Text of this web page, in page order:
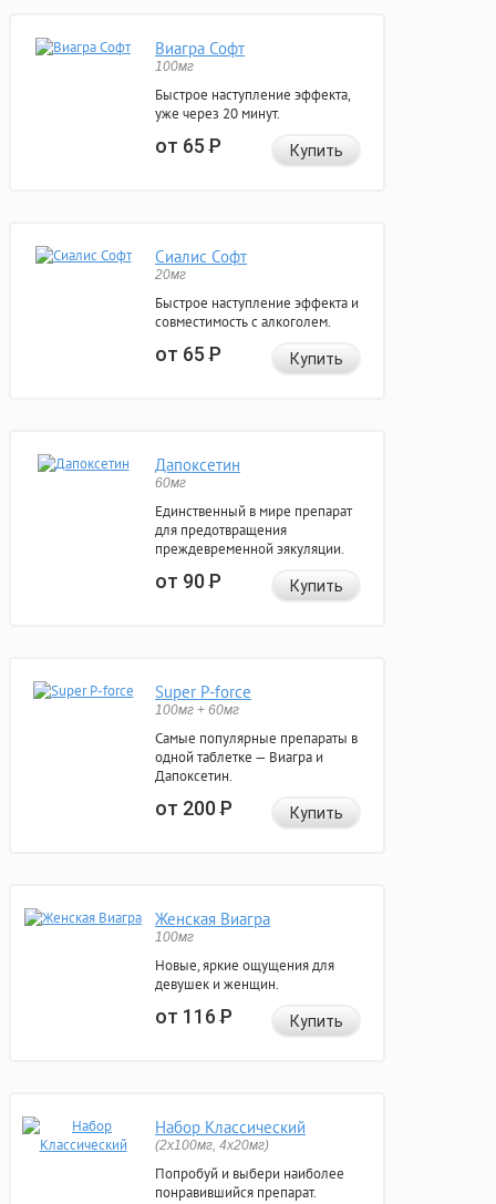
Виагра Софт
100мг
Быстрое наступление эффекта,
уже через 20 минут.
от 65Р Купить
Сиалис Софт
20мг
Быстрое наступление эффекта и
совместимость с алкоголем.
от 65Р Купить
Дапоксетин
60мг
Единственный в мире препарат
для предотвращения
преждевременной эякуляции.
от 90Р Купить
Super P-force
100мг + 60мг
Самые популярные препараты в
одной таблетке — Виагра и
Дапоксетин.
от 200Р Купить
Женская Виагра
100мг
Новые, яркие ощущения для
девушек и женщин.
от 116Р Купить
Набор Классический
(2x100мг, 4x20мг)
Попробуй и выбери наиболее
понравившийся препарат.